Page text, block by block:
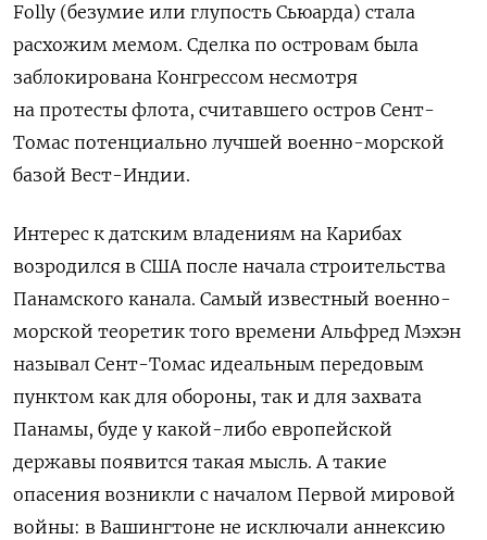
Folly (безумие или глупость Сьюарда) стала
расхожим мемом. Сделка по островам была
заблокирована Конгрессом несмотря
на протесты флота, считавшего остров Сент-
Томас потенциально лучшей военно-морской
базой Вест-Индии.
Интерес к датским владениям на Карибах
возродился в США после начала строительства
Панамского канала. Самый известный военно-
морской теоретик того времени Альфред Мэхэн
называл Сент-Томас идеальным передовым
пунктом как для обороны, так и для захвата
Панамы, буде у какой-либо европейской
державы появится такая мысль. А такие
опасения возникли с началом Первой мировой
войны: в Вашингтоне не исключали аннексию